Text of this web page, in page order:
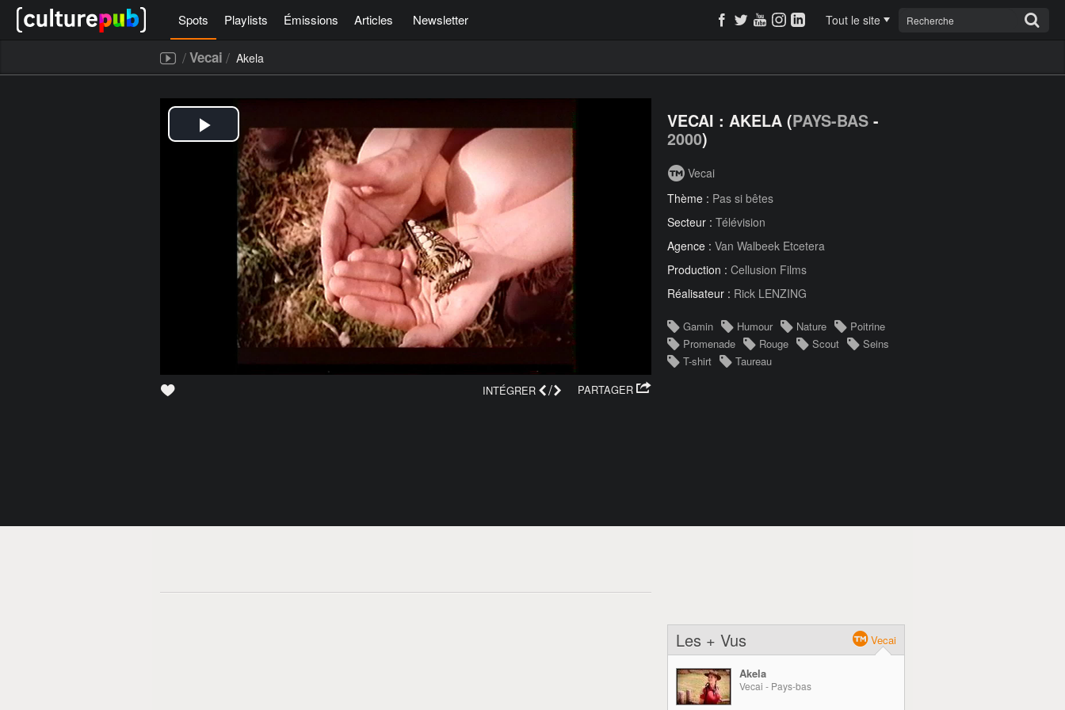
Spots Playlists Émissions Articles Newsletter Tout le site
/Vecai / Akela
PARTAGER
INTÉGRER /
VECAI : AKELA (PAYS-BAS -
2000)
Vecai
Thème : Pas si bêtes
Secteur : Télévision
Agence : Van Walbeek Etcetera
Production : Cellusion Films
Réalisateur : Rick LENZING
Gamin Humour Nature
Poitrine
Promenade
Rouge Scout
Seins
T-shirt
Taureau
Les + Vus Vecai
Akela
Vecai - Pays-bas